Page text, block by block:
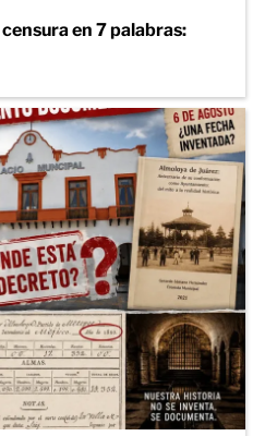
en 7 palabras: